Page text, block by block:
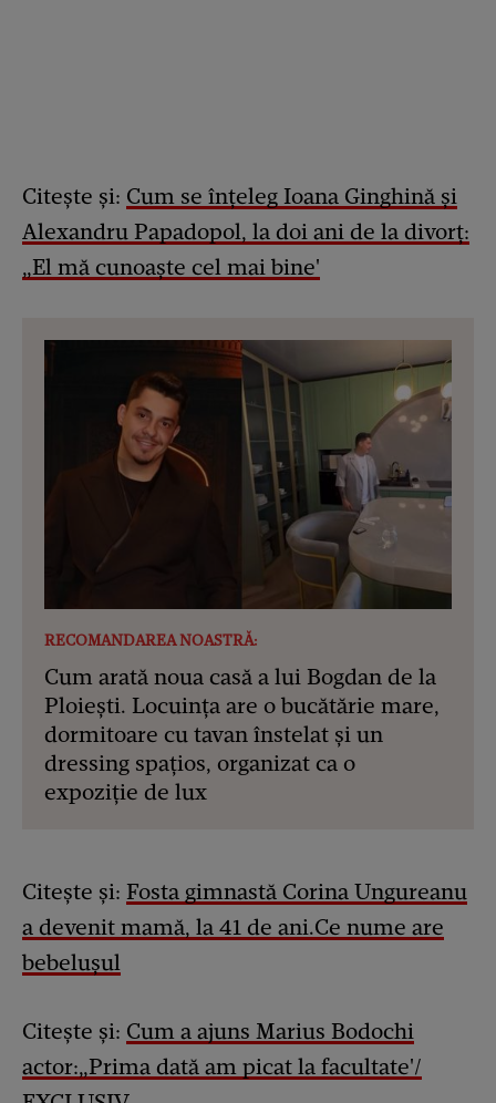
Citește și: Cum se înțeleg Ioana Ginghină și
Alexandru Papadopol, la doi ani de la divorț:
„El mă cunoaște cel mai bine'
RECOMANDAREA NOASTRĂ:
Cum arată noua casă a lui Bogdan de la
Ploiești. Locuința are o bucătărie mare,
dormitoare cu tavan înstelat și un
dressing spațios, organizat ca o
expoziție de lux
Citește și: Fosta gimnastă Corina Ungureanu
a devenit mamă, la 41 de ani.Ce nume are
bebelușul
Citește și: Cum a ajuns Marius Bodochi
actor:„Prima dată am picat la facultate'/